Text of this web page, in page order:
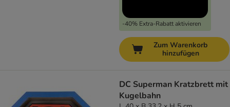
-40% Extra-Rabatt aktivieren
Zum Warenkorb
hinzufügen
DC Superman Kratzbrett mit
Kugelbahn